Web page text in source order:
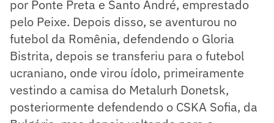
por Ponte Preta e Santo André, emprestado
pelo Peixe. Depois disso, se aventurou no
futebol da Romênia, defendendo o Gloria
Bistrita, depois se transferiu para o futebol
ucraniano, onde virou ídolo, primeiramente
vestindo a camisa do Metalurh Donetsk,
posteriormente defendendo o CSKA Sofia, da